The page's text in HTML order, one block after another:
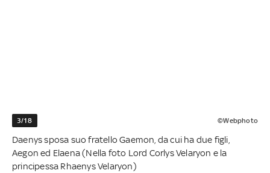
3/18 ©Webphoto
Daenys sposa suo fratello Gaemon, da cui ha due figli,
Aegon ed Elaena (Nella foto Lord Corlys Velaryon e la
principessa Rhaenys Velaryon)